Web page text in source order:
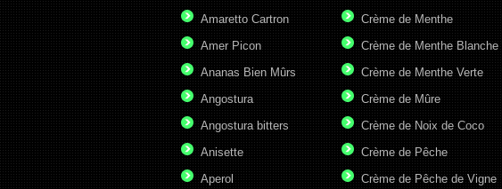
Amaretto Cartron
Amer Picon
Ananas Bien Mûrs
Angostura
Angostura bitters
Anisette
Aperol
Crème de Menthe
Crème de Menthe Blanche
Crème de Menthe Verte
Crème de Mûre
Crème de Noix de Coco
Crème de Pêche
Crème de Pêche de Vigne